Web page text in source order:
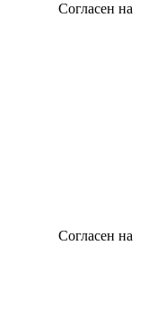
Согласен на
Согласен на